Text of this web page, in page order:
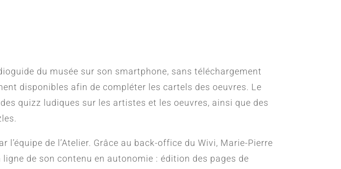
du musée sur son smartphone, sans téléchargement
disponibles afin de compléter les cartels des oeuvres. Le
quizz ludiques sur les artistes et les oeuvres, ainsi que des
de l’Atelier. Grâce au back-office du Wivi, Marie-Pierre
de son contenu en autonomie : édition des pages de